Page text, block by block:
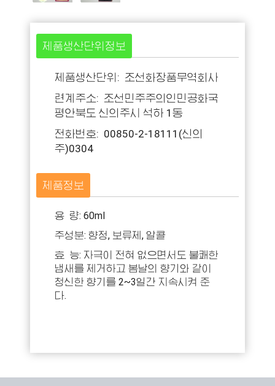
제품생산단위정보
제품생산단위: 조선화장품무역회사
련계주소: 조선민주주의인민공화국
평안북도 신의주시 석하 1동
전화번호: 00850-2-18111(신의
주)0304
제품정보
용 량: 60ml
주성분: 향정, 보류제, 알콜
효 능: 자극이 전혀 없으면서도 불쾌한
냄새를 제거하고 봄날의 향기와 같이
청신한 향기를 2~3일간 지속시켜 준
다.